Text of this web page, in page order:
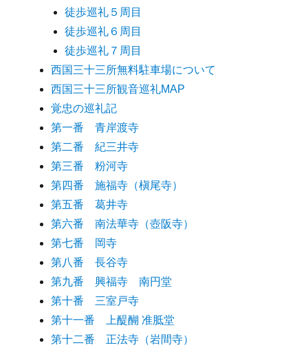
徒歩巡礼５周目
徒歩巡礼６周目
徒歩巡礼７周目
西国三十三所無料駐車場について
西国三十三所観音巡礼MAP
覚忠の巡礼記
第一番 青岸渡寺
第二番 紀三井寺
第三番 粉河寺
第四番 施福寺（槇尾寺）
第五番 葛井寺
第六番 南法華寺（壺阪寺）
第七番 岡寺
第八番 長谷寺
第九番 興福寺 南円堂
第十番 三室戸寺
第十一番 上醍醐 准胝堂
第十二番 正法寺（岩間寺）